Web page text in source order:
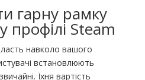
гарну рамку
профілі Steam
навколо вашого
встановлюють
Їхня вартість